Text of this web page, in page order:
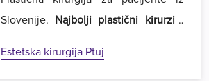
Slovenije. Najbolji plastični kirurzi i
Dobrodošli u Estetsku kirurgiju Royal
Estetska kirurgija Ptuj